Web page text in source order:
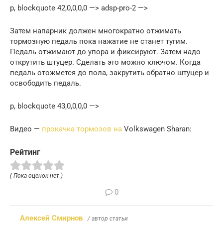
p, blockquote 42,0,0,0,0 —> adsp-pro-2 —>
Затем напарник должен многократно отжимать
тормозную педаль пока нажатие не станет тугим.
Педаль отжимают до упора и фиксируют. Затем надо
открутить штуцер. Сделать это можно ключом. Когда
педаль отожмется до пола, закрутить обратно штуцер и
освободить педаль.
p, blockquote 43,0,0,0,0 —>
Видео — прокачка тормозов на Volkswagen Sharan:
Рейтинг
( Пока оценок нет )
0
Алексей Смирнов / автор статьи